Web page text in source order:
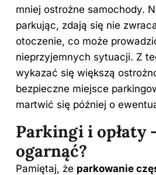
mniej ostrożne samochody.
parkując, zdają się nie
otoczenie, co może
nieprzyjemnych sytuacji. Z
wykazać się większą
bezpieczne miejsce
martwić się później o
Parkingi i opłaty
ogarnąć?
Pamiętaj, że parkowanie